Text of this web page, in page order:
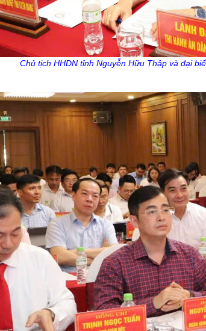
Chủ tịch HHDN tỉnh Nguyễn Hữu Thập và đại